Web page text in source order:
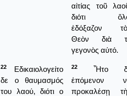
αἰτίας τοῦ
διότι
ἐδόξαζον
Θεὸν διὰ
γεγονὸς αὐτό.
22
Εδικαιολογείτο
δε ο θαυμασμός
του λαού, διότι ο
22
Ἦτο
ἑπόμενον
προκαλέσῃ